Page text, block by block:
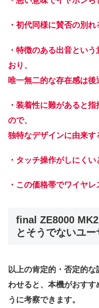
・初代同様に賛否の別れ
・特徴のある出音とい
おり、
唯一無二的な存在感は後
・装着性に難があると
ので、
独特なデザインに由来す
・タッチ操作がしにく
・この価格帯でワイヤ
final ZE8000
とそうでないユ
以上の肯定的・否定的
わせると、本機がおすす
うに考察できます。